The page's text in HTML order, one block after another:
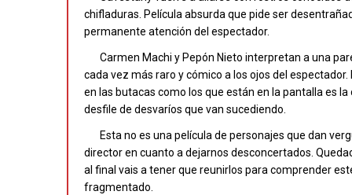
chifladuras. Película absurda que pide ser
permanente atención del espectador.
Carmen Machi y Pepón Nieto interpretan a una
cada vez más raro y cómico a los ojos del
en las butacas como los que están en la pantalla es
desfile de desvaríos que van sucediendo.
Esta no es una película de personajes que dan
director en cuanto a dejarnos desconcertados.
al final vais a tener que reunirlos para comprender
fragmentado.